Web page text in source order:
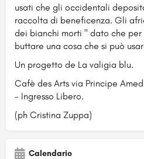
usati che gli occidentali
raccolta di beneficenza. Gli
dei bianchi morti " dato che
buttare una cosa che si può
Un progetto de La valigia blu.
Cafè des Arts via Principe
- Ingresso Libero.
(ph Cristina Zuppa)
Calendario